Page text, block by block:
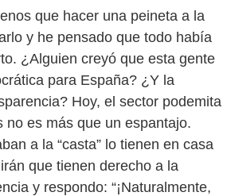
que hacer una peineta a la
y he pensado que todo había
¿Alguien creyó que esta gente
para España? ¿Y la
Hoy, el sector podemita
no es más que un espantajo.
a la “casta” lo tienen en casa
que tienen derecho a la
y respondo: “¡Naturalmente,